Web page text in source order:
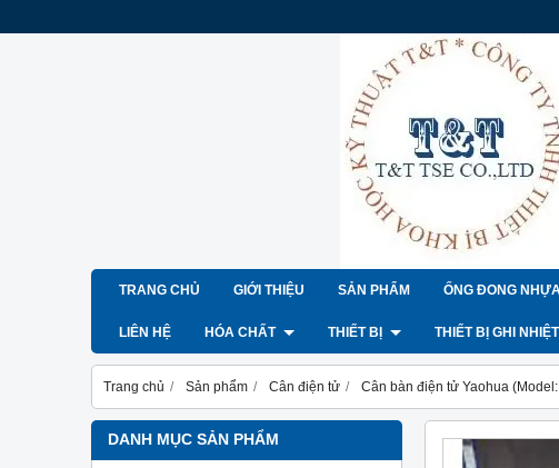
TRANG CHỦ GIỚI THIỆU SẢN PHẨM ỐNG ĐONG
LIÊN HỆ HÓA CHẤT THIẾT BỊ THIẾT BỊ GHI
Trang chủ Sản phẩm Cân điện tử Cân bàn điện tử Yaohua
DANH MỤC SẢN PHẨM